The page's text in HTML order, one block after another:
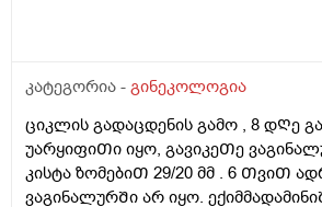
კატეგორია - გინეკოლოგია
ციკლის გადაცდენის გამო , 8 დᲦე
უარყიფიᲗი იყო, გავიკეᲗე
კისტა ზომებიᲗ 29/20 მმ . 6 ᲗვიᲗ
ვაგინალურᲨი არ იყო.